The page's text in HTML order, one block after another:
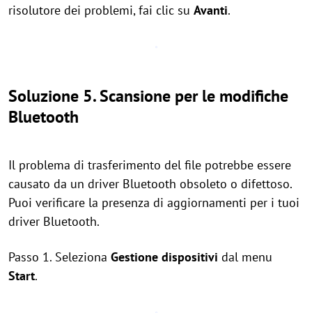
risolutore dei problemi, fai clic su Avanti.
Soluzione 5. Scansione per le modifiche
Bluetooth
Il problema di trasferimento del file potrebbe essere
causato da un driver Bluetooth obsoleto o difettoso.
Puoi verificare la presenza di aggiornamenti per i tuoi
driver Bluetooth.
Passo 1. Seleziona Gestione dispositivi dal menu
Start.